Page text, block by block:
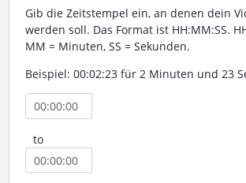
Gib die Zeitstempel ein, an denen dein
werden soll. Das Format ist HH:MM:SS.
MM = Minuten, SS = Sekunden.
Beispiel: 00:02:23 für 2 Minuten und 23
to